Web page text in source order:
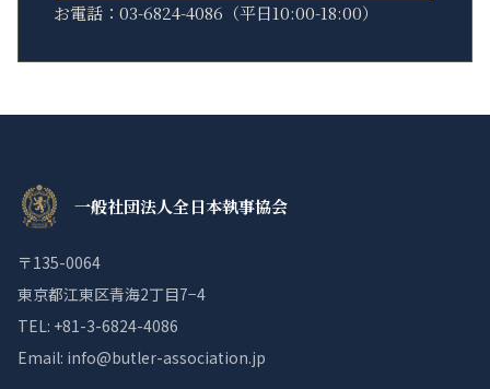
お電話：03-6824-4086（平日10:00-18:00）
一般社団法人全日本執事協会
〒135-0064
東京都江東区青海2丁目7−4
TEL: +81-3-6824-4086
Email: info@butler-association.jp